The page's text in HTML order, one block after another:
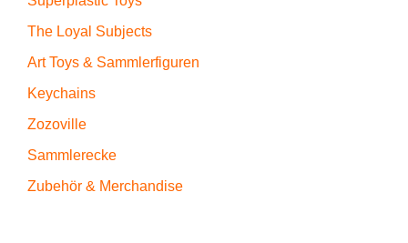
The Loyal Subjects
Art Toys & Sammlerfiguren
Keychains
Zozoville
Sammlerecke
Zubehör & Merchandise